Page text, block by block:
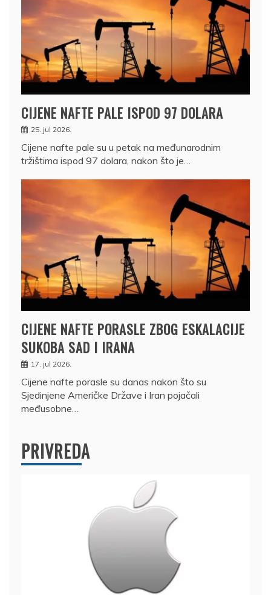
CIJENE NAFTE PALE ISPOD 97 DOLARA
25. jul 2026.
Cijene nafte pale su u petak na međunarodnim
tržištima ispod 97 dolara, nakon što je…
CIJENE NAFTE PORASLE ZBOG ESKALACIJE
SUKOBA SAD I IRANA
17. jul 2026.
Cijene nafte porasle su danas nakon što su
Sjedinjene Američke Države i Iran pojačali
međusobne…
PRIVREDA